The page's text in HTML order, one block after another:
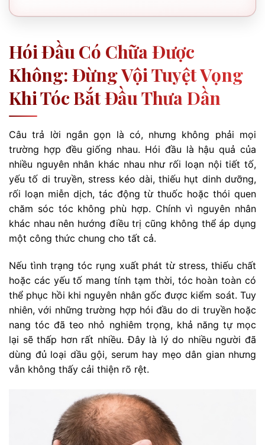
Hói Đầu Có Chữa Được
Không: Đừng Vội Tuyệt Vọng
Khi Tóc Bắt Đầu Thưa Dần
Câu trả lời ngắn gọn là có, nhưng không phải mọi
trường hợp đều giống nhau. Hói đầu là hậu quả của
nhiều nguyên nhân khác nhau như rối loạn nội tiết tố,
yếu tố di truyền, stress kéo dài, thiếu hụt dinh dưỡng,
rối loạn miễn dịch, tác động từ thuốc hoặc thói quen
chăm sóc tóc không phù hợp. Chính vì nguyên nhân
khác nhau nên hướng điều trị cũng không thể áp dụng
một công thức chung cho tất cả.
Nếu tình trạng tóc rụng xuất phát từ stress, thiếu chất
hoặc các yếu tố mang tính tạm thời, tóc hoàn toàn có
thể phục hồi khi nguyên nhân gốc được kiểm soát. Tuy
nhiên, với những trường hợp hói đầu do di truyền hoặc
nang tóc đã teo nhỏ nghiêm trọng, khả năng tự mọc
lại sẽ thấp hơn rất nhiều. Đây là lý do nhiều người đã
dùng đủ loại dầu gội, serum hay mẹo dân gian nhưng
vẫn không thấy cải thiện rõ rệt.